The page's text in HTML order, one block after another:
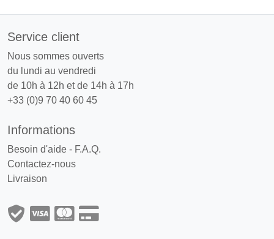
Service client
Nous sommes ouverts
du lundi au vendredi
de 10h à 12h et de 14h à 17h
+33 (0)9 70 40 60 45
Informations
Besoin d'aide - F.A.Q.
Contactez-nous
Livraison